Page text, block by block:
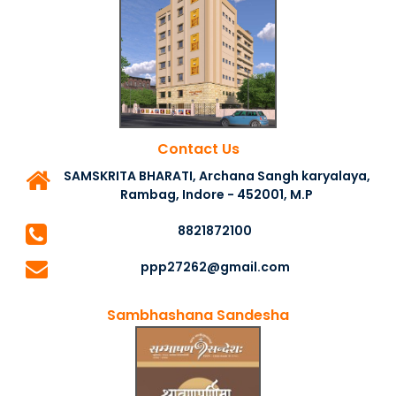
Contact Us
SAMSKRITA BHARATI, Archana Sangh karyalaya,
Rambag, Indore - 452001, M.P
8821872100
ppp27262@gmail.com
Sambhashana Sandesha